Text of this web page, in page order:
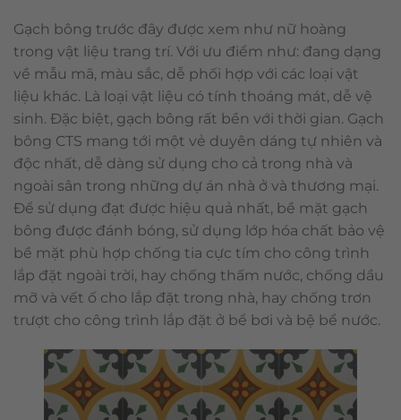
Gạch bông trước đây được xem như nữ hoàng
trong vật liệu trang trí. Với ưu điểm như: đang dạng
về mẫu mã, màu sắc, dễ phối hợp với các loại vật
liệu khác. Là loại vật liệu có tính thoáng mát, dễ vệ
sinh. Đặc biệt, gạch bông rất bền với thời gian. Gạch
bông CTS mang tới một vẻ duyên dáng tự nhiên và
độc nhất, dễ dàng sử dụng cho cả trong nhà và
ngoài sân trong những dự án nhà ở và thương mại.
Để sử dụng đạt được hiệu quả nhất, bề mặt gạch
bông được đánh bóng, sử dụng lớp hóa chất bảo vệ
bề mặt phù hợp chống tia cực tím cho công trình
lắp đặt ngoài trời, hay chống thấm nước, chống dầu
mỡ và vết ố cho lắp đặt trong nhà, hay chống trơn
trượt cho công trình lắp đặt ở bể bơi và bệ bể nước.